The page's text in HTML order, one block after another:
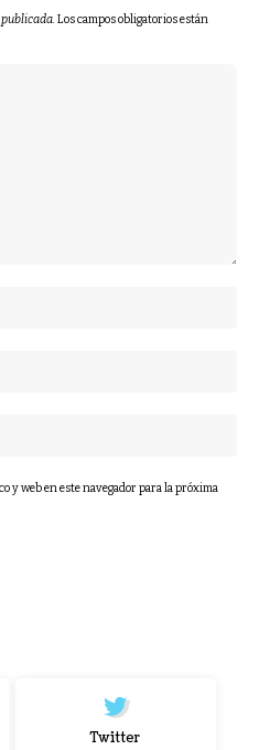
Los campos obligatorios están
y web en este navegador para la próxima
Twitter